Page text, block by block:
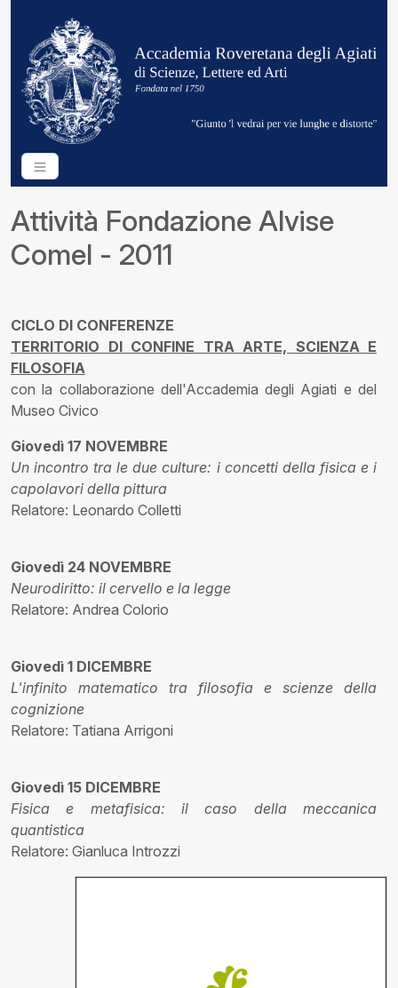
Attività Fondazione Alvise
Comel - 2011
CICLO DI CONFERENZE
TERRITORIO DI CONFINE TRA ARTE, SCIENZA E
FILOSOFIA
con la collaborazione dell'Accademia degli Agiati e del
Museo Civico
Giovedì 17 NOVEMBRE
Un incontro tra le due culture: i concetti della fisica e i
capolavori della pittura
Relatore: Leonardo Colletti
Giovedì 24 NOVEMBRE
Neurodiritto: il cervello e la legge
Relatore: Andrea Colorio
Giovedì 1 DICEMBRE
L'infinito matematico tra filosofia e scienze della
cognizione
Relatore: Tatiana Arrigoni
Giovedì 15 DICEMBRE
Fisica e metafisica: il caso della meccanica
quantistica
Relatore: Gianluca Introzzi